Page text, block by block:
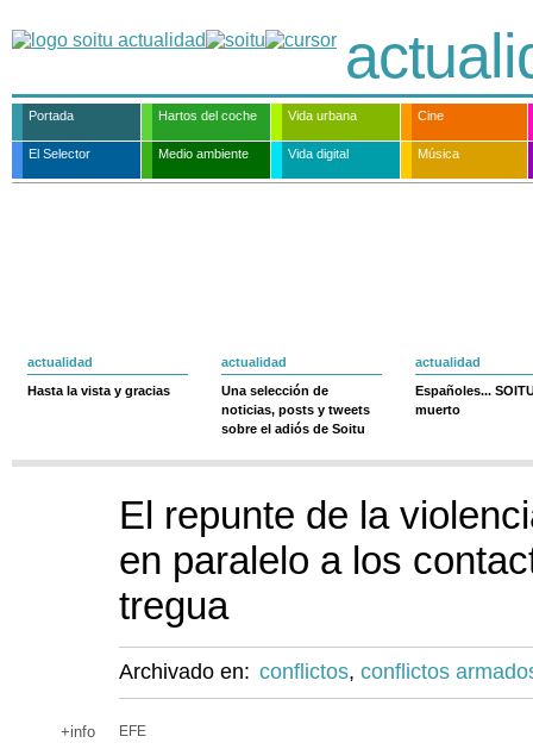
Portada Hartos del coche Vida urbana Cine
El Selector Medio ambiente Vida digital Música
actualidad
Hasta la vista y gracias
actualidad
Una selección de
noticias, posts y tweets
sobre el adiós de Soitu
actualidad
Españoles...
muerto
El repunte de la
en paralelo a los
tregua
Archivado en: conflictos, conflictos
+info
EFE